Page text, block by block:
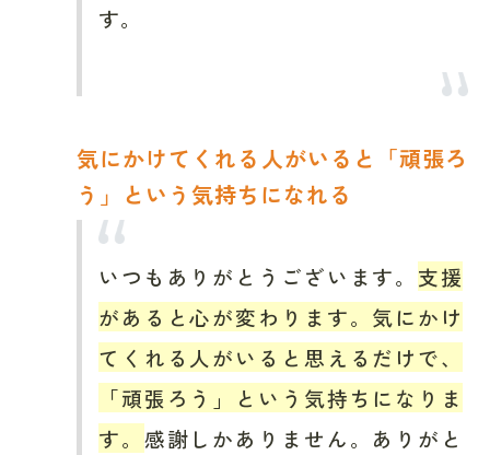
す。
気にかけてくれる人がいると「頑張ろ
う」という気持ちになれる
いつもありがとうございます。 支援
があると心が変わります。気にかけ
てくれる人がいると思えるだけで、
「頑張ろう」という気持ちになりま
す。 感謝しかありません。ありがと